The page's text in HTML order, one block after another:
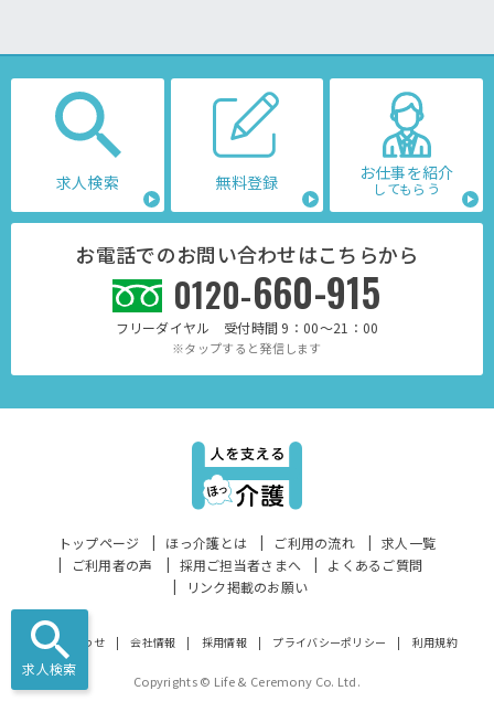
求人検索
求人検索 無料登録 お仕事を紹介
してもらう
お電話でのお問い合わせはこちらから
0120-660-915
フリーダイヤル 受付時間 9：00～21：00
※タップすると発信します
トップページ ほっ介護とは ご利用の流れ
求人一覧
ご利用者の声
採用ご担当者さまへ
よくあるご質問
リンク掲載のお願い
お問い合わせ 会社情報 採用情報 プライバシーポリシー 利用規約
Copyrights © Life & Ceremony Co. Ltd.